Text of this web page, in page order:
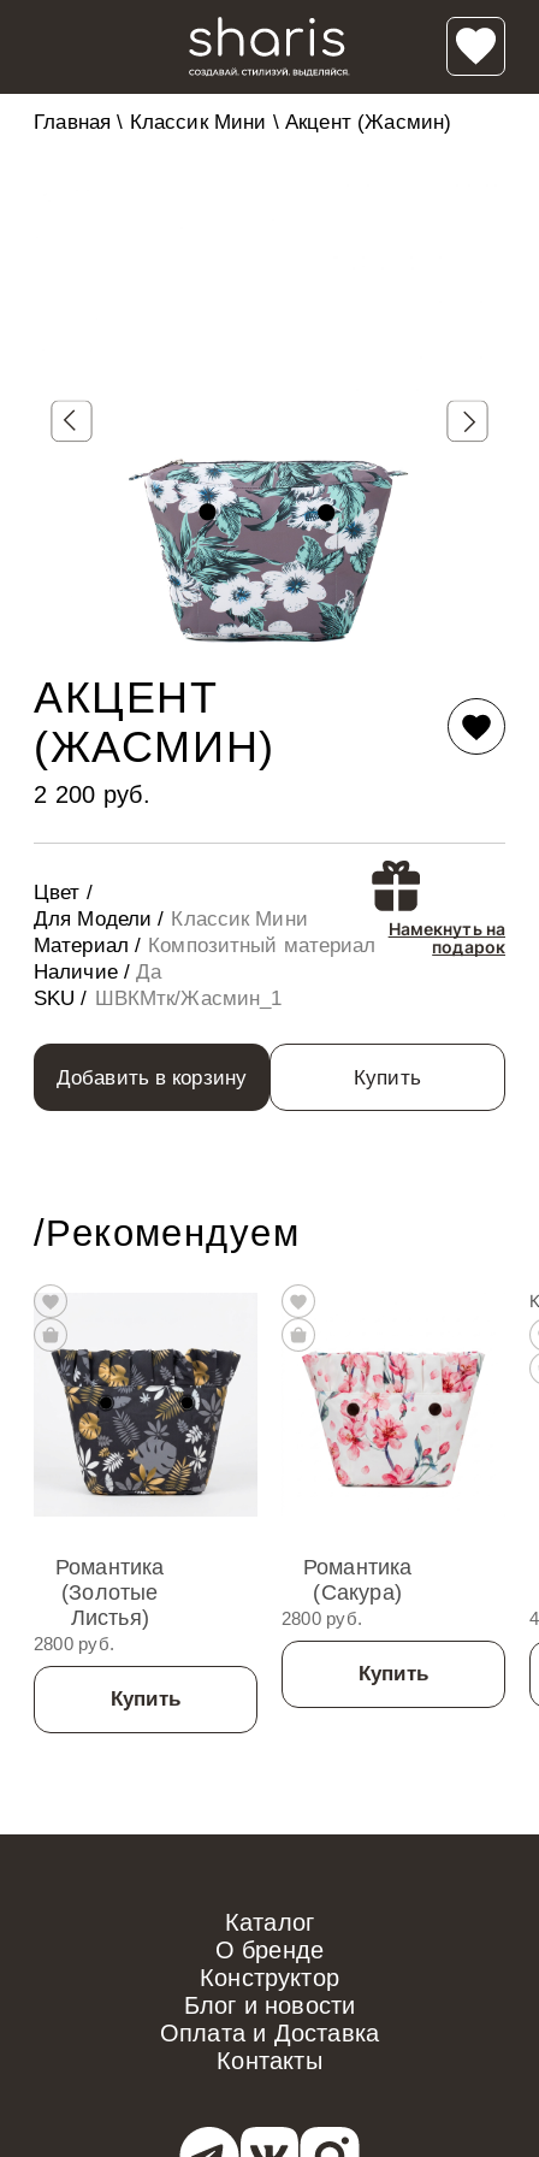
Главная \ Классик Мини \ Акцент (Жасмин)
АКЦЕНТ
(ЖАСМИН)
2 200 руб.
Цвет /
Для Модели / Классик Мини
Материал / Композитный материал
Наличие /Да
SKU / ШВКМтк/Жасмин_1
Намекнуть на
подарок
Добавить в корзину Купить
/Рекомендуем
Романтика
(Золотые
Листья)
2800 руб.
Купить
Романтика
(Сакура)
2800 руб.
Купить
Каталог
О бренде
Конструктор
Блог и новости
Оплата и Доставка
Контакты